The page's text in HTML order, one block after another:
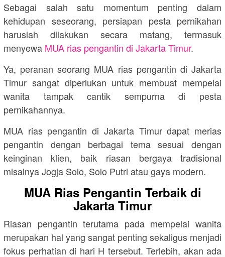
Sebagai salah satu momentum penting dalam
kehidupan seseorang, persiapan pesta pernikahan
haruslah dilakukan secara matang, termasuk
menyewa MUA rias pengantin di Jakarta Timur.
Ya, peranan seorang MUA rias pengantin di Jakarta
Timur sangat diperlukan untuk membuat mempelai
wanita tampak cantik sempurna di pesta
pernikahannya.
MUA rias pengantin di Jakarta Timur dapat merias
pengantin dengan berbagai tema sesuai dengan
keinginan klien, baik riasan bergaya tradisional
misalnya Jogja Solo, Solo Putri atau gaya modern.
MUA Rias Pengantin Terbaik di
Jakarta Timur
Riasan pengantin terutama pada mempelai wanita
merupakan hal yang sangat penting sekaligus menjadi
fokus perhatian di hari H tersebut. Terlebih, akan ada